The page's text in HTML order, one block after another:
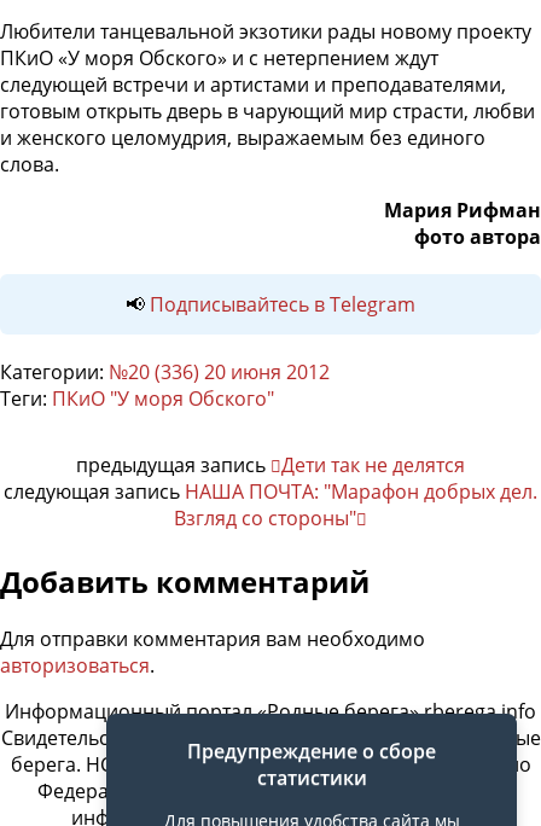
Любители танцевальной экзотики рады новому проекту
ПКиО «У моря Обского» и с нетерпением ждут
следующей встречи и артистами и преподавателями,
готовым открыть дверь в чарующий мир страсти, любви
и женского целомудрия, выражаемым без единого
слова.
Мария Рифман
фото автора
📢 Подписывайтесь в Telegram
Категории: №20 (336) 20 июня 2012
Теги: ПКиО "У моря Обского"
предыдущая запись Дети так не делятся
следующая запись НАША ПОЧТА: "Марафон добрых дел.
Взгляд со стороны"
Добавить комментарий
Для отправки комментария вам необходимо
авторизоваться.
Информационный портал «Родные берега» rberega.info
Свидетельство о регистрации сетевого издания «Родные
берега. НСК»: Эл № ФС77-74717 от 11.01.2019 г., выдано
Федеральной службой по надзору в сфере связи,
информационных технологий и массовых
Предупреждение о сборе
статистики
Для повышения удобства сайта мы